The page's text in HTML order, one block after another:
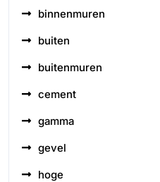
binnenmuren
buiten
buitenmuren
cement
gamma
gevel
hoge